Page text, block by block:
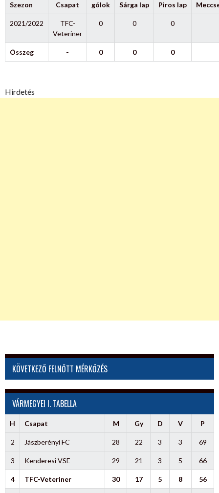
Szezon Csapat gólok Sárga lap Piros lap
2021/2022
TFC-
Veteriner
0 0 0
Összeg - 0 0 0
Hirdetés
KÖVETKEZŐ FELNŐTT MÉRKŐZÉS
VÁRMEGYEI I. TABELLA
H Csapat M Gy D V P
2 Jászberényi FC 28 22 3 3 69
3 Kenderesi VSE 29 21 3 5 66
4 TFC-Veteriner 30 17 5 8 56